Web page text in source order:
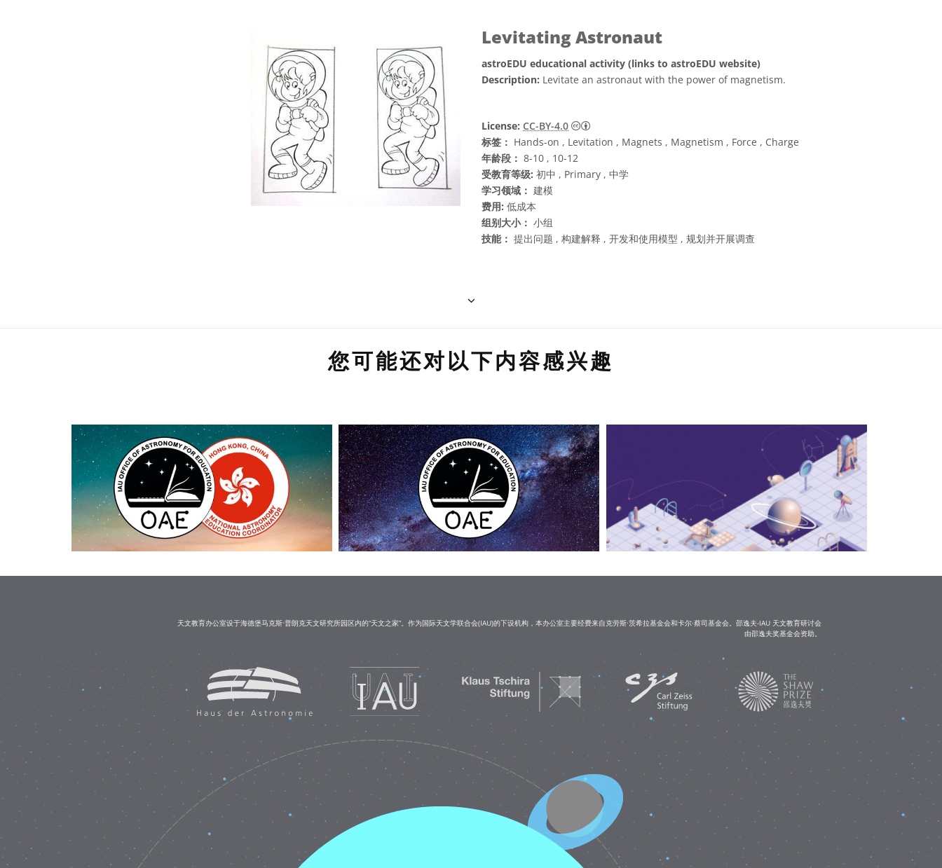
Levitating Astronaut
astroEDU educational activity (links to astroEDU website)
Description: Levitate an astronaut with the power of magnetism.
License: CC-BY-4.0
知识共享许可协议 署名 4.0 国际 (CC BY 4.0) 图标
标签： Hands-on , Levitation , Magnets , Magnetism , Force , Charge
年龄段： 8-10 , 10-12
受教育等级: 初中 , Primary , 中学
学习领域： 建模
费用: 低成本
组别大小： 小组
技能： 提出问题 , 构建解释 , 开发和使用模型 , 规划并开展调查
您可能还对以下内容感兴趣
天文教育办公室设于海德堡马克斯·普朗克天文研究所园区内的“天文之家”。作为国际天文学联合会(IAU)的下设机构，本办公室主要经费来自克劳斯·茨希拉基金会和卡尔·蔡司基金会。邵逸夫-IAU 天文教育研讨会
由邵逸夫奖基金会资助。